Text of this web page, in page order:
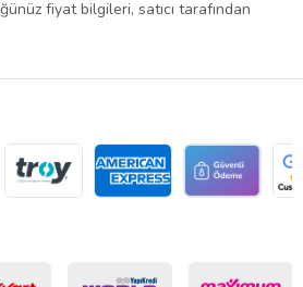
fiyat bilgileri, satıcı tarafından